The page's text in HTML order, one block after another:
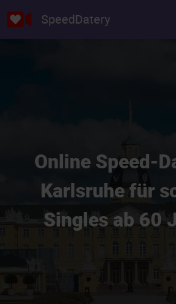
SpeedDatery
Online Speed-
Karlsruhe für
Singles ab 60